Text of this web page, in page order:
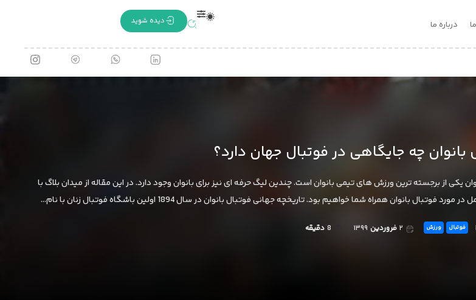
درباره ما دیده شوید
کنند!
بانوان چه جایگاهی در فوتبال جهان دارد؟
یکی از برجسته ترین ورزش های تیمی بانوان است. چندین لیگ حرفه ای نیز برای بانوان وجود دارد. در این مقاله از میدان بلاگ با
مورد فوتبال بانوان همراه شما خواهیم بود. تاریخچه جهانی فوتبال بانوان در سال 1894 اولین باشگاه فوتبال زنان با نام…
فوتبال ورزش ۲ فروردین ۱۳۹۹ 8 دقیقه